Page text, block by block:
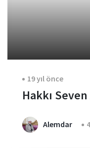
19 yıl önce
Hakkı
Alemdar